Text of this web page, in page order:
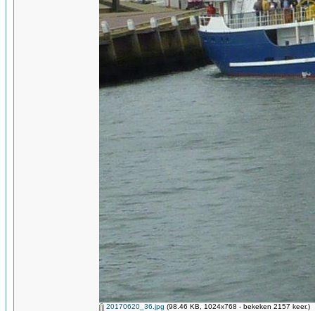
20170620_36.jpg (98.46 KB, 1024x768 - bekeken 2157 keer.)